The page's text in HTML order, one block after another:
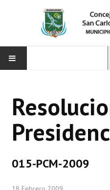
CONCEJO
Bloques Políticos
Comisiones Permanentes
015-PCM-2009